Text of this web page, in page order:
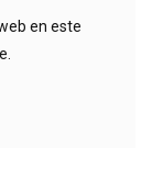
en este